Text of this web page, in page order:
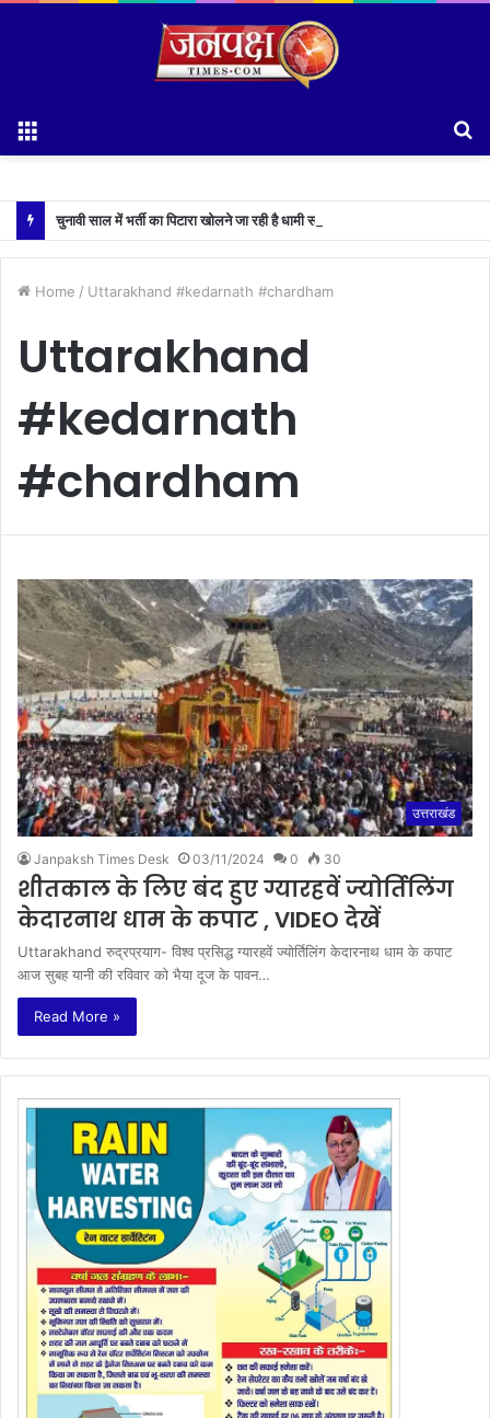
Home / Uttarakhand #kedarnath #chardham
Uttarakhand
#kedarnath
#chardham
उत्तराखंड
Janpaksh Times Desk 03/11/2024 0 30
शीतकाल के लिए बंद हुए ग्यारहवें ज्योर्तिलिंग
केदारनाथ धाम के कपाट , VIDEO देखें
Uttarakhand रुद्रप्रयाग- विश्व प्रसिद्ध ग्यारहवें ज्योर्तिलिंग केदारनाथ धाम के कपाट
आज सुबह यानी की रविवार को भैया दूज के पावन…
Read More »